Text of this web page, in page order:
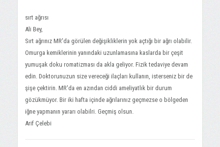
sırt ağrısı
Ali Bey,
Sırt ağrınız MR'da görülen değişikliklerin yok açtığı bir ağrı olabilir.
Omurga kemiklerinin yanındaki uzunlamasına kaslarda bir çeşit
yumuşak doku romatizması da akla geliyor. Fizik tedaviye devam
edin. Doktorunuzun size vereceği ilaçları kullanın, isterseniz bir de
şişe çektirin. MR'da en azından ciddi ameliyatlık bir durum
gözükmüyor. Bir iki hafta içinde ağrılarınız geçmezse o bölgeden
iğne yapmanın yararı olabilri. Geçmiş olsun.
Arif Çelebi